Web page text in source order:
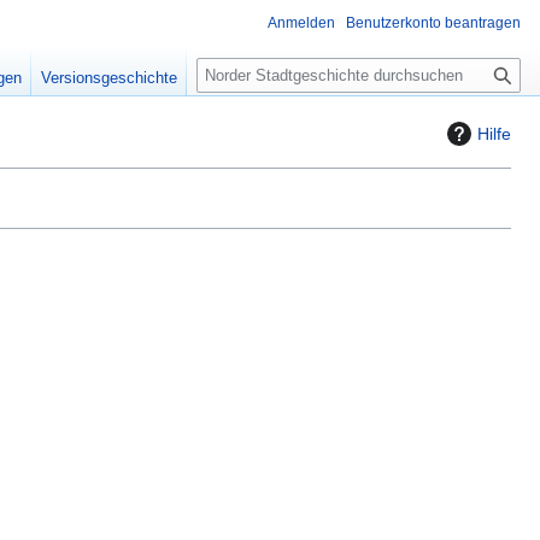
Hilfe
Anmelden Benutzerkonto beantragen
Versionsgeschichte
S
u
e